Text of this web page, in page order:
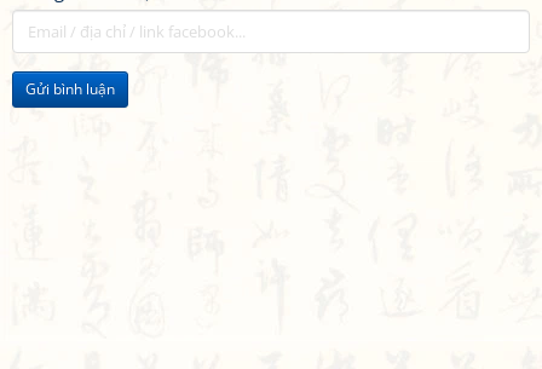
Gửi bình luận